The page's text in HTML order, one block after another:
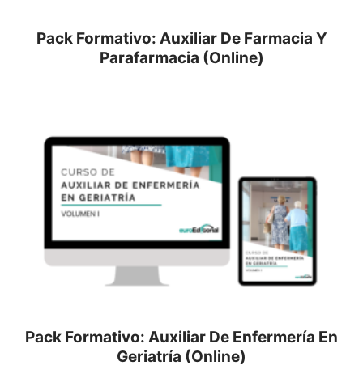
Pack Formativo: Auxiliar De Farmacia Y
Parafarmacia (Online)
Pack Formativo: Auxiliar De Enfermería En
Geriatría (Online)